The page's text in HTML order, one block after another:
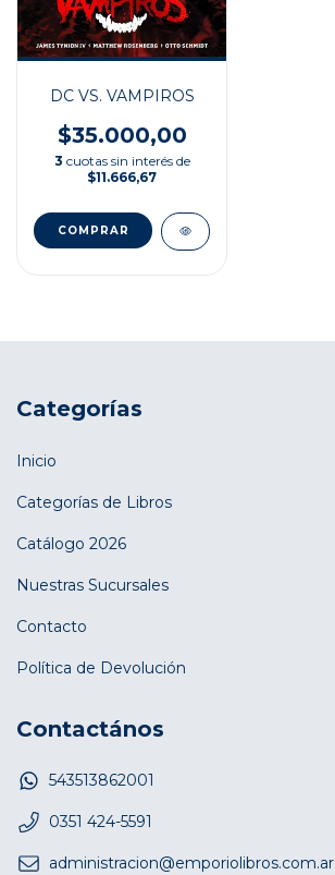
DC VS. VAMPIROS
$35.000,00
3 cuotas sin interés de
$11.666,67
Categorías
Inicio
Categorías de Libros
Catálogo 2026
Nuestras Sucursales
Contacto
Política de Devolución
Contactános
543513862001
0351 424-5591
administracion@emporiolibros.com.ar